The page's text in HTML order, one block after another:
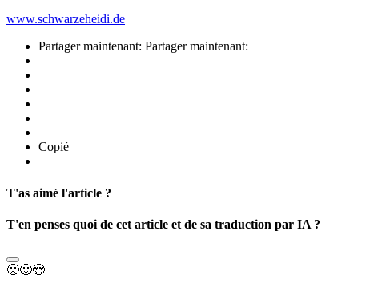
www.schwarzeheidi.de
Partager maintenant: Partager maintenant:
Copié
T'as aimé l'article ?
T'en penses quoi de cet article et de sa traduction par IA ?
🙁🙂😍